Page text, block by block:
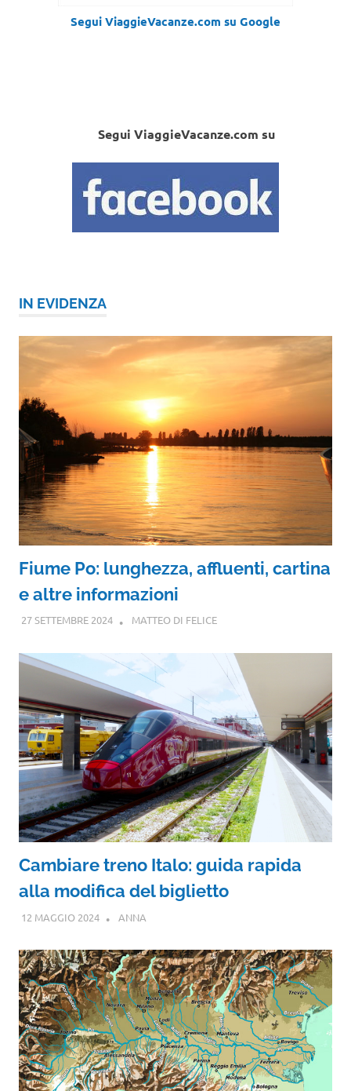
Segui ViaggieVacanze.com su Google
Segui ViaggieVacanze.com su
IN EVIDENZA
Fiume Po: lunghezza, affluenti, cartina
e altre informazioni
27 SETTEMBRE 2024 MATTEO DI FELICE
Cambiare treno Italo: guida rapida
alla modifica del biglietto
12 MAGGIO 2024 ANNA